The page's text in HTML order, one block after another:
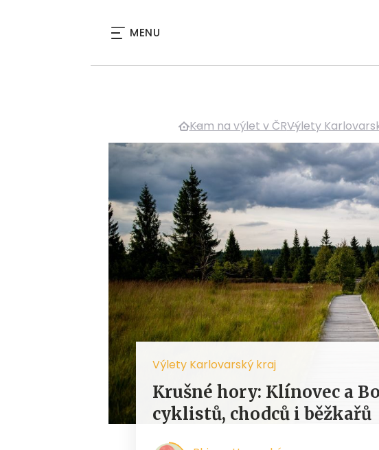
MENU
Kam na výlet v ČRVýlety
Výlety Karlovarský kraj
Krušné hory: Klínovec a
cyklistů, chodců i běžkařů